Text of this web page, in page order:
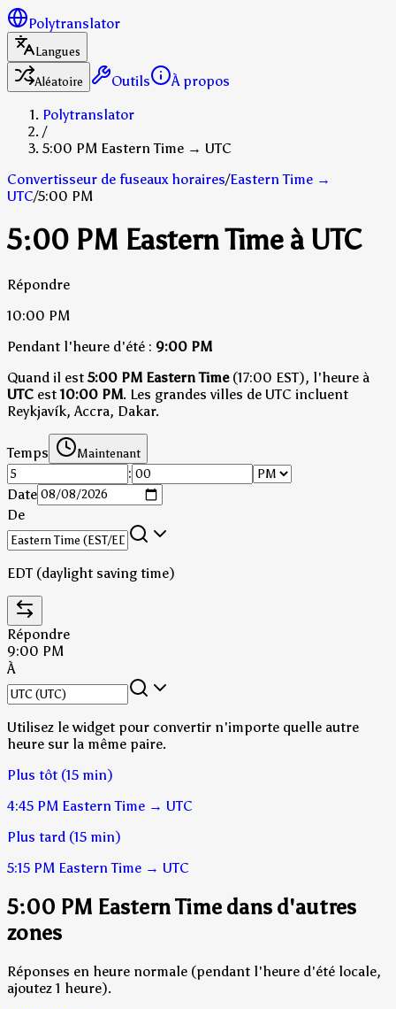
Polytranslator
Langues
Aléatoire
Outils
À propos
Polytranslator
/
5:00 PM Eastern Time → UTC
Convertisseur de fuseaux horaires/Eastern Time →
UTC/5:00 PM
5:00 PM Eastern Time à UTC
Répondre
10:00 PM
Pendant l'heure d'été : 9:00 PM
Quand il est 5:00 PM Eastern Time(17:00 EST), l'heure à
UTC est10:00 PM. Les grandes villes de UTC incluent
Reykjavík, Accra, Dakar.
Temps Maintenant
:
Date
De
EDT (daylight saving time)
Répondre
9:00 PM
À
Utilisez le widget pour convertir n'importe quelle autre
heure sur la même paire.
Plus tôt (15 min)
4:45 PM Eastern Time → UTC
Plus tard (15 min)
5:15 PM Eastern Time → UTC
5:00 PM Eastern Time dans d'autres
zones
Réponses en heure normale (pendant l'heure d'été locale,
ajoutez 1 heure).